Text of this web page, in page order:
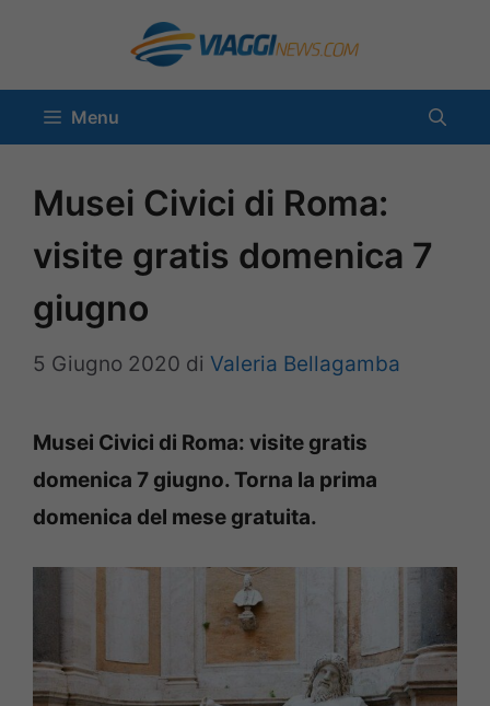
contenuto
Menu
Musei Civici di Roma:
visite gratis domenica 7
giugno
5 Giugno 2020 di Valeria Bellagamba
Musei Civici di Roma: visite gratis
domenica 7 giugno. Torna la prima
domenica del mese gratuita.